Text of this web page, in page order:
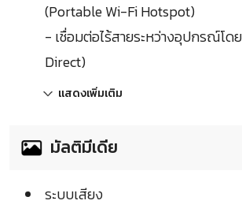
(Portable Wi-Fi Hotspot)
- เชื่อมต่อไร้สายระหว่างอุปกรณ์โด
Direct)
แสดงเพิ่มเติม
มัลติมีเดีย
ระบบเสียง